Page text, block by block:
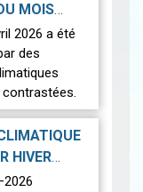
MOIS
|
2026 a été
des
les
ont été
aux
HIVER
2026-04-22